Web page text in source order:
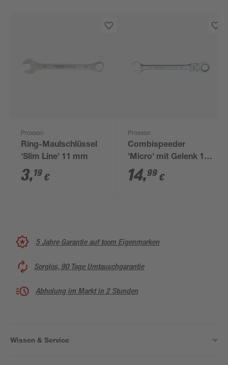
Proxxon
Ring-Maulschlüssel
'Slim Line' 11 mm
3,19 €
Proxxon
Combispeeder
'Micro' mit Gelenk 17
mm
14,99 €
5 Jahre Garantie auf toom Eigenmarken
Sorglos, 90 Tage Umtauschgarantie
Abholung im Markt in 2 Stunden
Wissen & Service